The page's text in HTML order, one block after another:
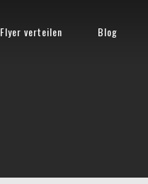
Flyer verteilen Blog